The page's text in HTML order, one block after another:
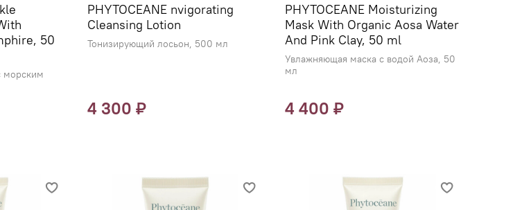
50
PHYTOCEANE nvigorating
Cleansing Lotion
Тонизирующий лосьон, 500 мл
4 300 ₽
PHYTOCEANE Moisturizing
Mask With Organic Aosa Water
And Pink Clay, 50 ml
Увлажняющая маска с водой Аоза, 50
мл
4 400 ₽